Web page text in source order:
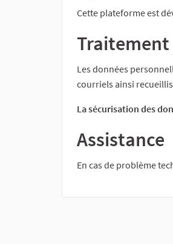
Cette plateforme est
Traitement
Les données
courriels ainsi
La sécurisation des
Assistance
En cas de problème